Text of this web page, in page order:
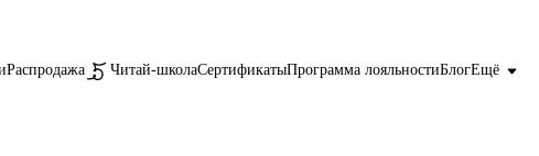
Распродажа Читай-школаСертификатыПрограмма лояльностиБлогЕщё